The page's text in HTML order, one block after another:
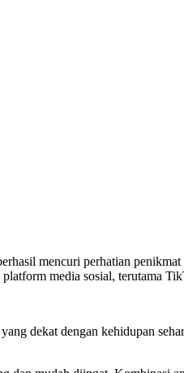
mencuri perhatian
media sosial, terutama
dekat dengan kehidupan